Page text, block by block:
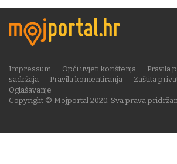
Copyright © Mojportal 2020. Sva prava
Impressum Opći uvjeti korištenja
Pravila
sadržaja
Pravila komentiranja Zaštita
Oglašavanje